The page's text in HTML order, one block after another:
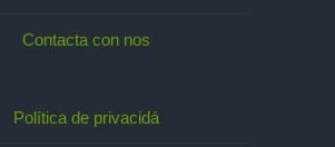
Contacta con nos
Política de privacidá